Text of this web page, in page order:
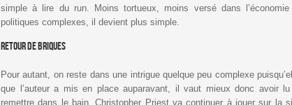
simple à lire du run. Moins tortueux, moins versé dans
politiques complexes, il devient plus simple.
Retour de briques
Pour autant, on reste dans une intrigue quelque peu complexe
que l’auteur a mis en place auparavant, il vaut mieux donc avoir
remettre dans le bain. Christopher Priest va continuer à jouer sur la